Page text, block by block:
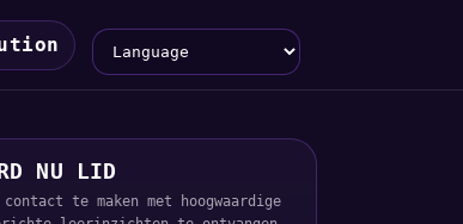
Language
NU LID
te maken met hoogwaardige